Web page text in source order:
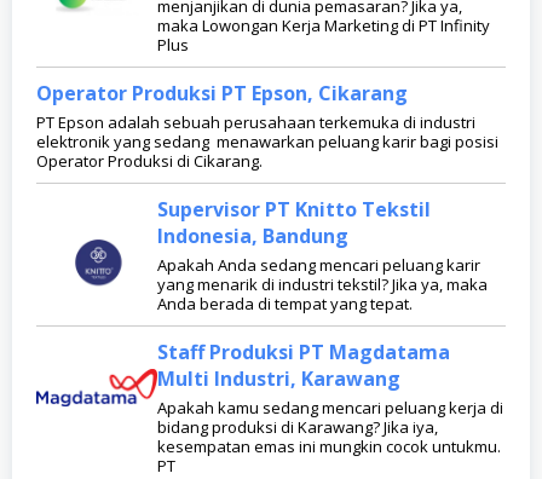
menjanjikan di dunia pemasaran? Jika ya,
maka Lowongan Kerja Marketing di PT Infinity
Plus
Operator Produksi PT Epson, Cikarang
PT Epson adalah sebuah perusahaan terkemuka di industri
elektronik yang sedang menawarkan peluang karir bagi posisi
Operator Produksi di Cikarang.
Supervisor PT Knitto Tekstil
Indonesia, Bandung
Apakah Anda sedang mencari peluang karir
yang menarik di industri tekstil? Jika ya, maka
Anda berada di tempat yang tepat.
Staff Produksi PT Magdatama
Multi Industri, Karawang
Apakah kamu sedang mencari peluang kerja di
bidang produksi di Karawang? Jika iya,
kesempatan emas ini mungkin cocok untukmu.
PT